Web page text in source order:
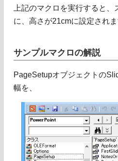
上記のマクロを実行すると、
に、高さが21cmに設定されま
サンプルマクロの解説
PageSetupオブジェクトの
幅を、